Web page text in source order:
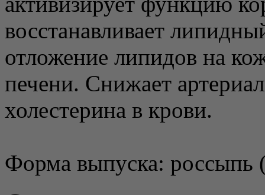
восстанавливает
отложение липидов на
печени. Снижает
холестерина в крови.
Форма выпуска: россыпь